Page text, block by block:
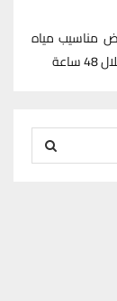
مناسيب مياه